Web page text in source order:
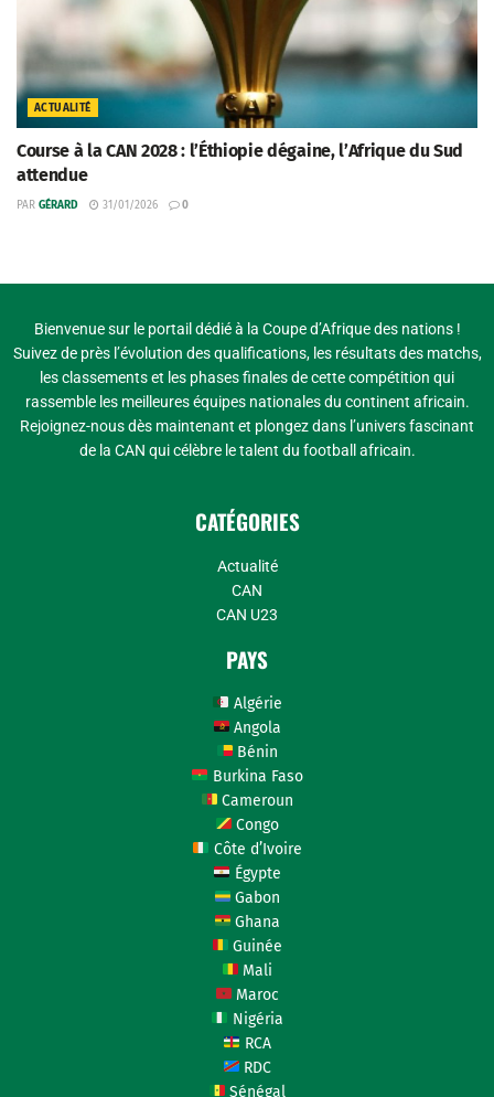
ACTUALITÉ
Course à la CAN 2028 : l’Éthiopie dégaine, l’Afrique du Sud
attendue
PAR GÉRARD 31/01/2026 0
Bienvenue sur le portail dédié à la Coupe d’Afrique des nations !
Suivez de près l’évolution des qualifications, les résultats des matchs,
les classements et les phases finales de cette compétition qui
rassemble les meilleures équipes nationales du continent africain.
Rejoignez-nous dès maintenant et plongez dans l’univers fascinant
de la CAN qui célèbre le talent du football africain.
CATÉGORIES
Actualité
CAN
CAN U23
PAYS
Algérie
Angola
Bénin
Burkina Faso
Cameroun
Congo
Côte d’Ivoire
Égypte
Gabon
Ghana
Guinée
Mali
Maroc
Nigéria
RCA
RDC
Sénégal